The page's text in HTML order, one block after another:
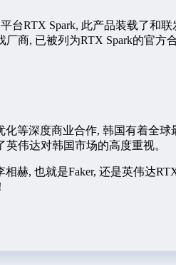
台RTX Spark, 此产品装载了和
商, 已被列为RTX Spark的官方合
等深度商业合作, 韩国有着全
伟达对韩国市场的高度重视。
赫, 也就是Faker, 还是英伟达